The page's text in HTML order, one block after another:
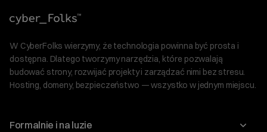
W CyberFolks wierzymy, że technologia powinna być prosta i
dostępna. Dlatego tworzymy narzędzia, które pozwalają
budować strony, rozwijać projekty i zarządzać nimi bez stresu.
Hosting, domeny, bezpieczeństwo — wszystko w jednym miejscu.
Formalnie i na luzie